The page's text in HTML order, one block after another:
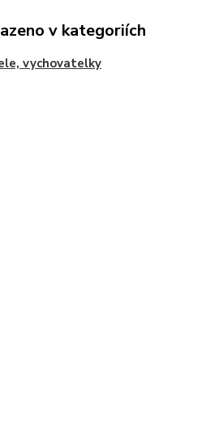
v kategoriích
vychovatelky